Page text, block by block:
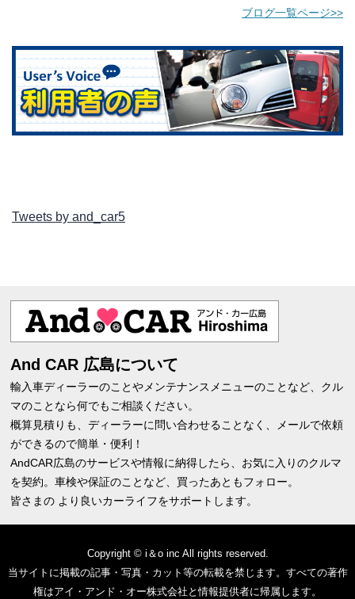
ブログ一覧ページ>>
Tweets by and_car5
And CAR 広島について
輸入車ディーラーのことやメンテナンスメニューのことなど、クル
マのことなら何でもご相談ください。
概算見積りも、ディーラーに問い合わせることなく、メールで依頼
ができるので簡単・便利！
AndCAR広島のサービスや情報に納得したら、お気に入りのクルマ
を契約。車検や保証のことなど、買ったあともフォロー。
皆さまの より良いカーライフをサポートします。
Copyright © i＆o inc All rights reserved.
当サイトに掲載の記事・写真・カット等の転載を禁じます。すべての著作
権はアイ・アンド・オー株式会社と情報提供者に帰属します。